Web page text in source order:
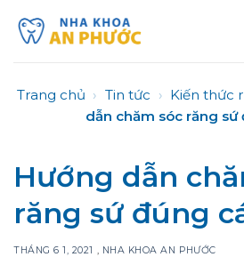
qua
Trang chủ › Tin tức › Kiến thức
dẫn chăm sóc răng sứ
Hướng dẫn
răng sứ đúng
THÁNG 6 1, 2021 , NHA KHOA AN PHƯỚC